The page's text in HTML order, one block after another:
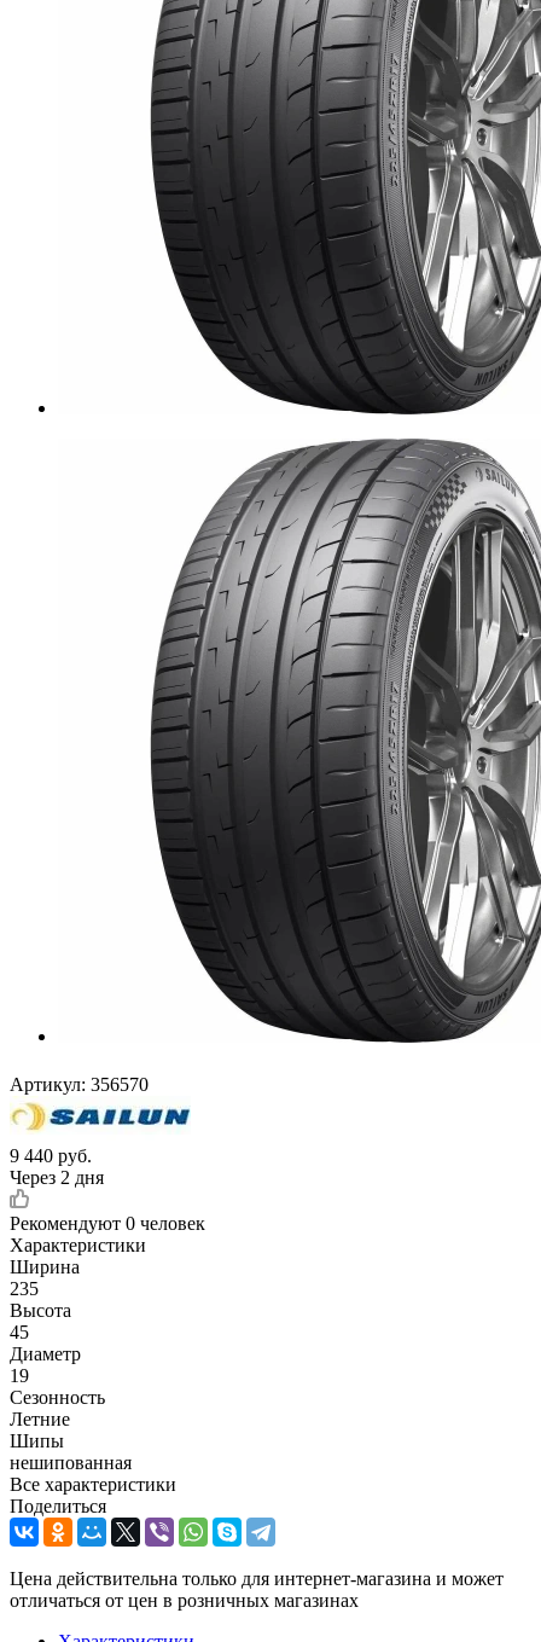
Артикул: 356570
9 440 руб.
Через 2 дня
Рекомендуют 0 человек
Характеристики
Ширина
235
Высота
45
Диаметр
19
Сезонность
Летние
Шипы
нешипованная
Все характеристики
Поделиться
Цена действительна только для интернет-магазина и может
отличаться от цен в розничных магазинах